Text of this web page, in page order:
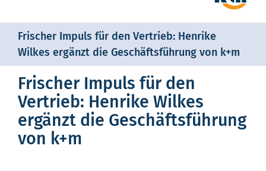
Frischer Impuls für den Vertrieb: Henrike
Wilkes ergänzt die Geschäftsführung von k+m
Frischer Impuls für den
Vertrieb: Henrike Wilkes
ergänzt die Geschäftsführung
von k+m